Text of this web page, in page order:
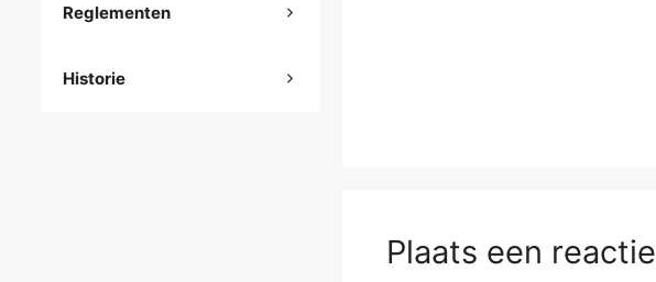
Plaats een reactie
Reglementen
Historie